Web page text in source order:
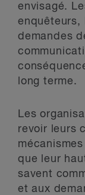
envisagé.
enquêteurs,
demandes
long terme.
Les
revoir leurs
que leur
savent
et aux